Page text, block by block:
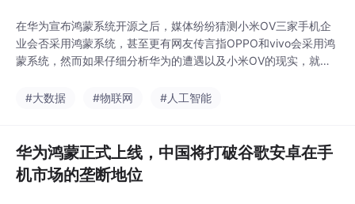
在华为宣布鸿蒙系统开源之后，媒体纷纷猜测小米OV三家手机企
业会否采用鸿蒙系统，甚至更有网友传言指OPPO和vivo会采用鸿
蒙系统，然而如果仔细分析华为的遭遇以及小米OV的现实，就会
#大数据
#物联网 #人工智能
华为鸿蒙正式上线，中国将打破谷歌安卓在手
机市场的垄断地位